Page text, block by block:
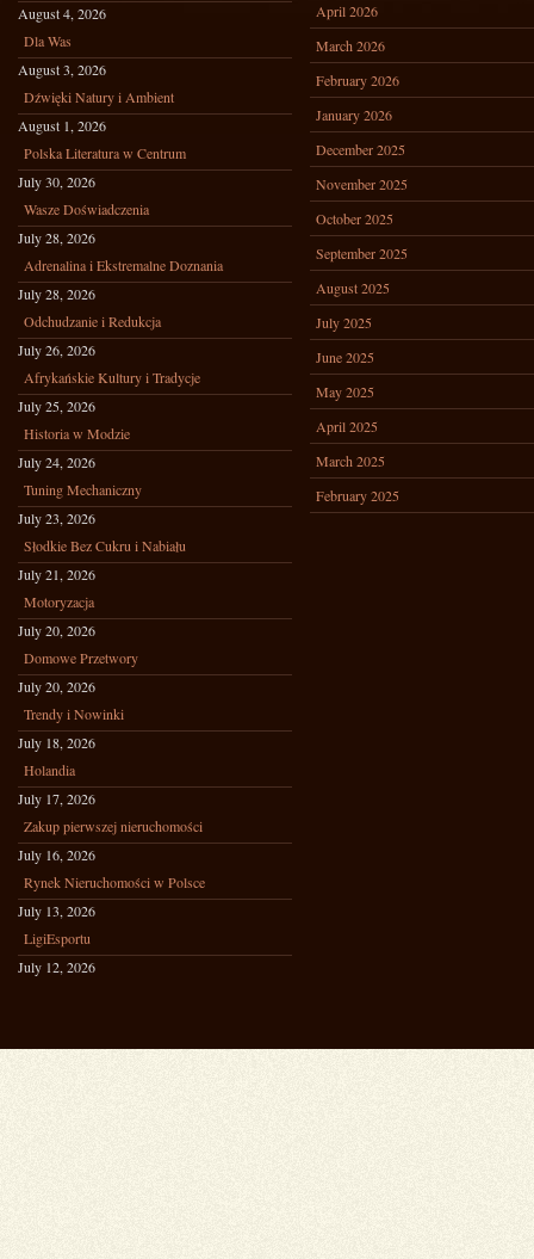
August 4, 2026
Dla Was
August 3, 2026
Dźwięki Natury i Ambient
August 1, 2026
Polska Literatura w Centrum
July 30, 2026
Wasze Doświadczenia
July 28, 2026
Adrenalina i Ekstremalne Doznania
July 28, 2026
Odchudzanie i Redukcja
July 26, 2026
Afrykańskie Kultury i Tradycje
July 25, 2026
Historia w Modzie
July 24, 2026
Tuning Mechaniczny
July 23, 2026
Słodkie Bez Cukru i Nabiału
July 21, 2026
Motoryzacja
July 20, 2026
Domowe Przetwory
July 20, 2026
Trendy i Nowinki
July 18, 2026
Holandia
July 17, 2026
Zakup pierwszej nieruchomości
July 16, 2026
Rynek Nieruchomości w Polsce
July 13, 2026
LigiEsportu
July 12, 2026
April 2026
March 2026
February 2026
January 2026
December 2025
November 2025
October 2025
September 2025
August 2025
July 2025
June 2025
May 2025
April 2025
March 2025
February 2025